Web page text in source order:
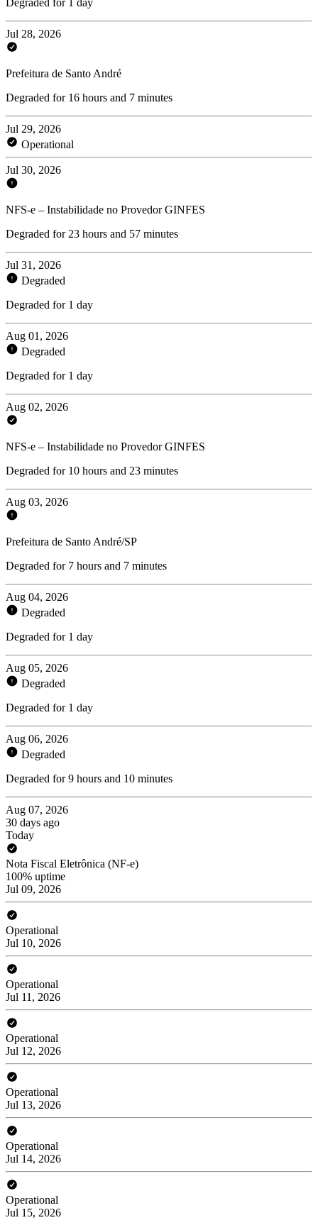
Jul 28, 2026
Prefeitura de Santo André
Degraded for 16 hours and 7 minutes
Jul 29, 2026
Operational
Jul 30, 2026
NFS-e – Instabilidade no Provedor GINFES
Degraded for 23 hours and 57 minutes
Jul 31, 2026
Degraded
Degraded for 1 day
Aug 01, 2026
Degraded
Degraded for 1 day
Aug 02, 2026
NFS-e – Instabilidade no Provedor GINFES
Degraded for 10 hours and 23 minutes
Aug 03, 2026
Prefeitura de Santo André/SP
Degraded for 7 hours and 7 minutes
Aug 04, 2026
Degraded
Degraded for 1 day
Aug 05, 2026
Degraded
Degraded for 1 day
Aug 06, 2026
Degraded
Degraded for 9 hours and 10 minutes
Aug 07, 2026
30 days ago
Today
Nota Fiscal Eletrônica (NF-e)
100% uptime
Jul 09, 2026
Operational
Jul 10, 2026
Operational
Jul 11, 2026
Operational
Jul 12, 2026
Operational
Jul 13, 2026
Operational
Jul 14, 2026
Operational
Jul 15, 2026